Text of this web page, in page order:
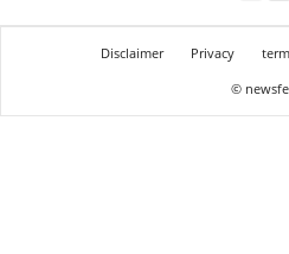
Disclaimer Privacy
©